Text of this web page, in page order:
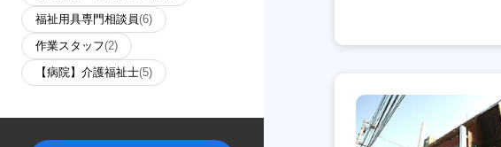
福祉用具専門相談員(6)
作業スタッフ(2)
【病院】介護福祉士(5)